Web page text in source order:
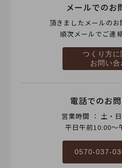
メールでのお
頂きましたメールのお
順次メールでご連
つくり方に
お問い合
電話でのお
営業時間 ： 土・
平日午前10:00～
0570-037-